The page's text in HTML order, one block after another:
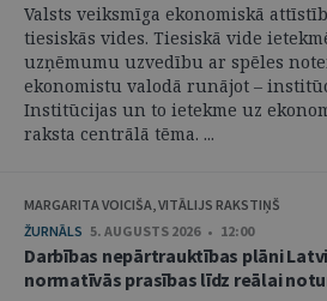
Valsts veiksmīga ekonomiskā
tiesiskās vides. Tiesiskā vide
uzņēmumu uzvedību ar spēles
ekonomistu valodā runājot –
Institūcijas un to ietekme uz
raksta centrālā tēma. ...
MARGARITA VOICIŠA, VITĀLIJS RAKSTIŅŠ
ŽURNĀLS 5. AUGUSTS 2026 • 12:00
Darbības nepārtrauktības plāni
normatīvās prasības līdz reālai